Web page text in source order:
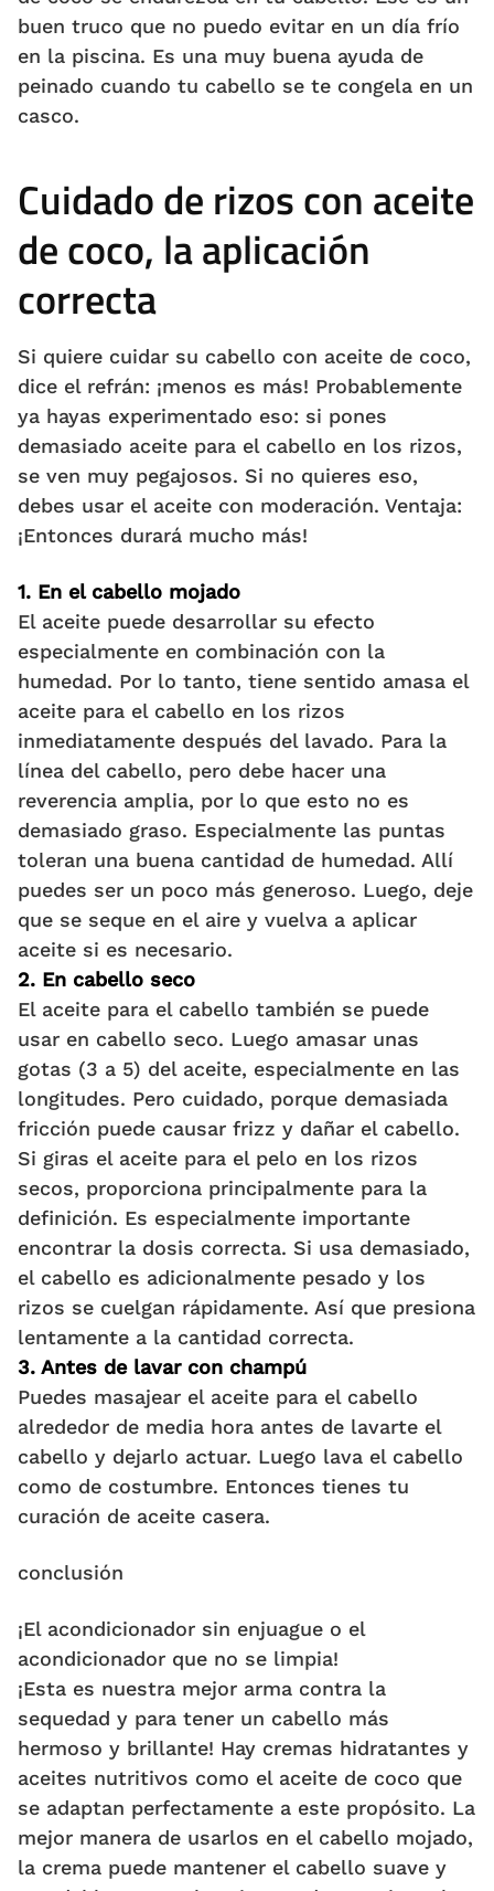
buen truco que no puedo evitar en un día frío
en la piscina. Es una muy buena ayuda de
peinado cuando tu cabello se te congela en un
casco.
Cuidado de rizos con aceite
de coco, la aplicación
correcta
Si quiere cuidar su cabello con aceite de coco,
dice el refrán: ¡menos es más! Probablemente
ya hayas experimentado eso: si pones
demasiado aceite para el cabello en los rizos,
se ven muy pegajosos. Si no quieres eso,
debes usar el aceite con moderación. Ventaja:
¡Entonces durará mucho más!
1. En el cabello mojado
El aceite puede desarrollar su efecto
especialmente en combinación con la
humedad. Por lo tanto, tiene sentido amasa el
aceite para el cabello en los rizos
inmediatamente después del lavado. Para la
línea del cabello, pero debe hacer una
reverencia amplia, por lo que esto no es
demasiado graso. Especialmente las puntas
toleran una buena cantidad de humedad. Allí
puedes ser un poco más generoso. Luego, deje
que se seque en el aire y vuelva a aplicar
aceite si es necesario.
2. En cabello seco
El aceite para el cabello también se puede
usar en cabello seco. Luego amasar unas
gotas (3 a 5) del aceite, especialmente en las
longitudes. Pero cuidado, porque demasiada
fricción puede causar frizz y dañar el cabello.
Si giras el aceite para el pelo en los rizos
secos, proporciona principalmente para la
definición. Es especialmente importante
encontrar la dosis correcta. Si usa demasiado,
el cabello es adicionalmente pesado y los
rizos se cuelgan rápidamente. Así que presiona
lentamente a la cantidad correcta.
3. Antes de lavar con champú
Puedes masajear el aceite para el cabello
alrededor de media hora antes de lavarte el
cabello y dejarlo actuar. Luego lava el cabello
como de costumbre. Entonces tienes tu
curación de aceite casera.
conclusión
¡El acondicionador sin enjuague o el
acondicionador que no se limpia!
¡Esta es nuestra mejor arma contra la
sequedad y para tener un cabello más
hermoso y brillante! Hay cremas hidratantes y
aceites nutritivos como el aceite de coco que
se adaptan perfectamente a este propósito. La
mejor manera de usarlos en el cabello mojado,
la crema puede mantener el cabello suave y